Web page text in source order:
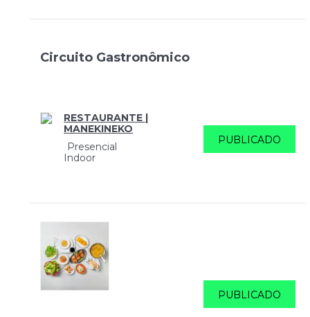
Circuito Gastronômico
RESTAURANTE |
MANEKINEKO
Presencial
Indoor
PUBLICADO
PUBLICADO